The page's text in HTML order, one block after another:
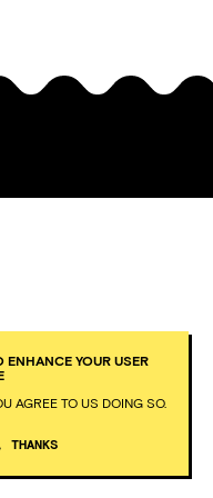
ENHANCE YOUR USER
AGREE TO US DOING SO.
THANKS